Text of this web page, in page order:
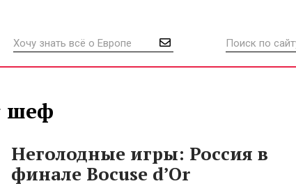
шеф
Неголодные игры: Россия в
финале Bocuse d’Or